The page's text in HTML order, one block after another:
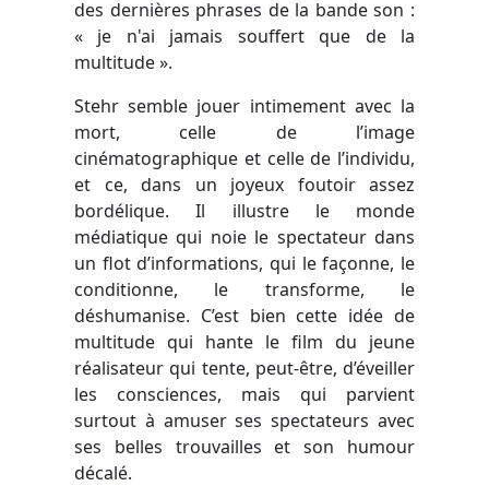
des dernières phrases de la bande son :
« je n'ai jamais souffert que de la
multitude ».
Stehr semble jouer intimement avec la
mort, celle de l’image
cinématographique et celle de l’individu,
et ce, dans un joyeux foutoir assez
bordélique. Il illustre le monde
médiatique qui noie le spectateur dans
un flot d’informations, qui le façonne, le
conditionne, le transforme, le
déshumanise. C’est bien cette idée de
multitude qui hante le film du jeune
réalisateur qui tente, peut-être, d’éveiller
les consciences, mais qui parvient
surtout à amuser ses spectateurs avec
ses belles trouvailles et son humour
décalé.